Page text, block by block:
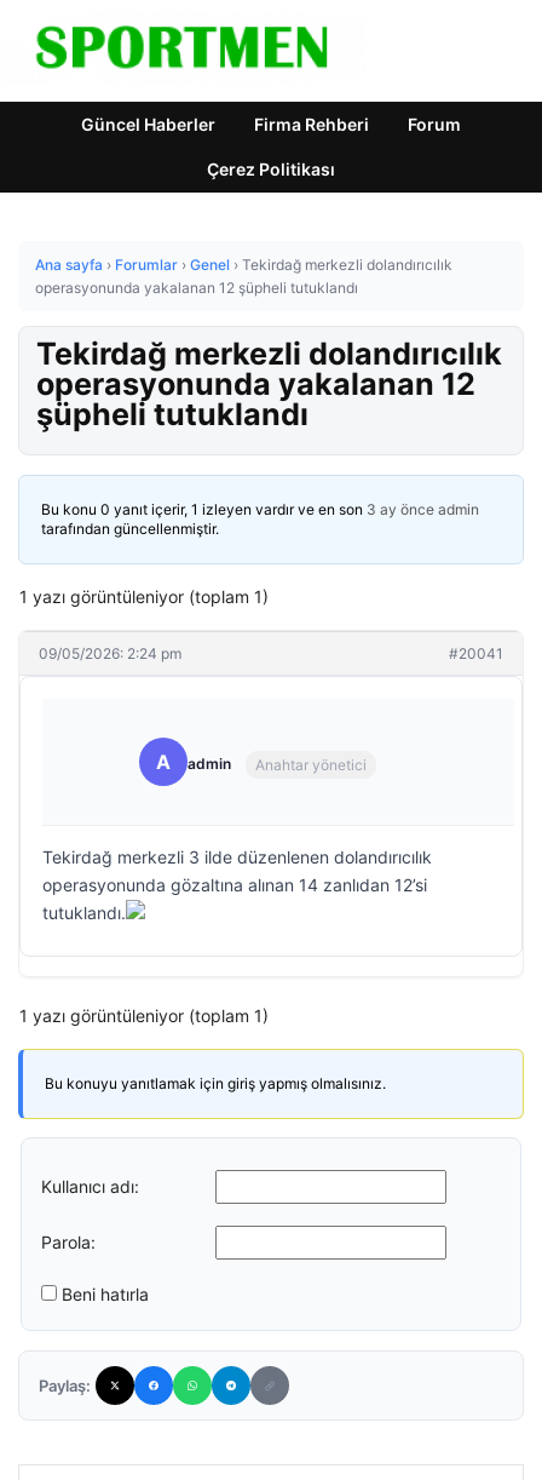
Güncel Haberler Firma Rehberi Forum
Çerez Politikası
Ana sayfa › Forumlar › Genel › Tekirdağ merkezli dolandırıcılık
operasyonunda yakalanan 12 şüpheli tutuklandı
Tekirdağ merkezli dolandırıcılık
operasyonunda yakalanan 12
şüpheli tutuklandı
Bu konu 0 yanıt içerir, 1 izleyen vardır ve en son 3 ay önce admin
tarafından güncellenmiştir.
1 yazı görüntüleniyor (toplam 1)
09/05/2026: 2:24 pm #20041
A admin Anahtar yönetici
Tekirdağ merkezli 3 ilde düzenlenen dolandırıcılık
operasyonunda gözaltına alınan 14 zanlıdan 12’si
tutuklandı.
1 yazı görüntüleniyor (toplam 1)
Bu konuyu yanıtlamak için giriş yapmış olmalısınız.
Kullanıcı adı:
Parola:
Beni hatırla
Paylaş: